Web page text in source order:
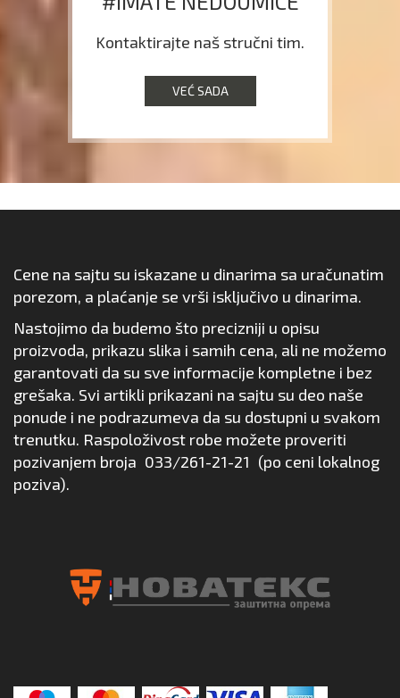
Kontaktirajte naš stručni tim.
VEĆ SADA
Cene na sajtu su iskazane u dinarima sa uračunatim
porezom, a plaćanje se vrši isključivo u dinarima.
Nastojimo da budemo što precizniji u opisu
proizvoda, prikazu slika i samih cena, ali ne možemo
garantovati da su sve informacije kompletne i bez
grešaka. Svi artikli prikazani na sajtu su deo naše
ponude i ne podrazumeva da su dostupni u svakom
trenutku. Raspoloživost robe možete proveriti
pozivanjem broja 033/261-21-21 (po ceni lokalnog
poziva).